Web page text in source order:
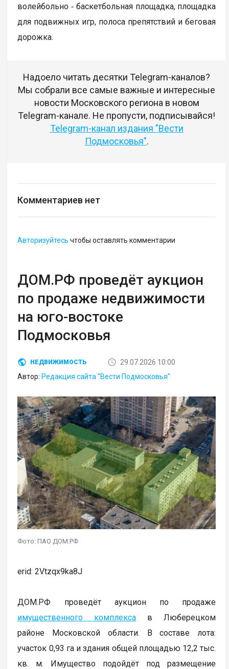
волейбольно ‑ баскетбольная площадка, площадка
для подвижных игр, полоса препятствий и беговая
дорожка.
Надоело читать десятки Telegram-каналов?
Мы собрали все самые важные и интересные
новости Московского региона в новом
Telegram-канале. Не пропусти, подписывайся!
Telegram-канал издания "Вести
Подмосковья".
Комментариев нет
Авторизуйтесь чтобы оставлять комментарии
ДОМ.РФ проведёт аукцион
по продаже недвижимости
на юго-востоке
Подмосковья
НЕДВИЖИМОСТЬ
29.07.2026 10:00
Автор: Редакция сайта "Вести Подмосковья"
Фото: ПАО ДОМ.РФ
erid: 2Vtzqx9ka8J
ДОМ.РФ проведёт аукцион по продаже
имущественного комплекса в Люберецком
районе Московской области. В составе лота:
участок 0,93 га и здания общей площадью 12,2 тыс.
кв. м. Имущество подойдёт под размещение